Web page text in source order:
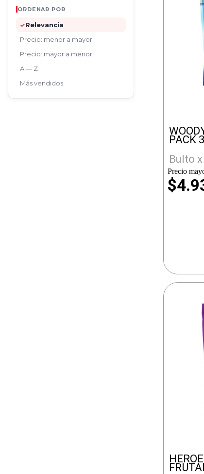
ORDENAR POR
✓Relevancia
Precio: menor a mayor
Precio: mayor a menor
A — Z
Más vendidos
PACK
Bulto
Precio